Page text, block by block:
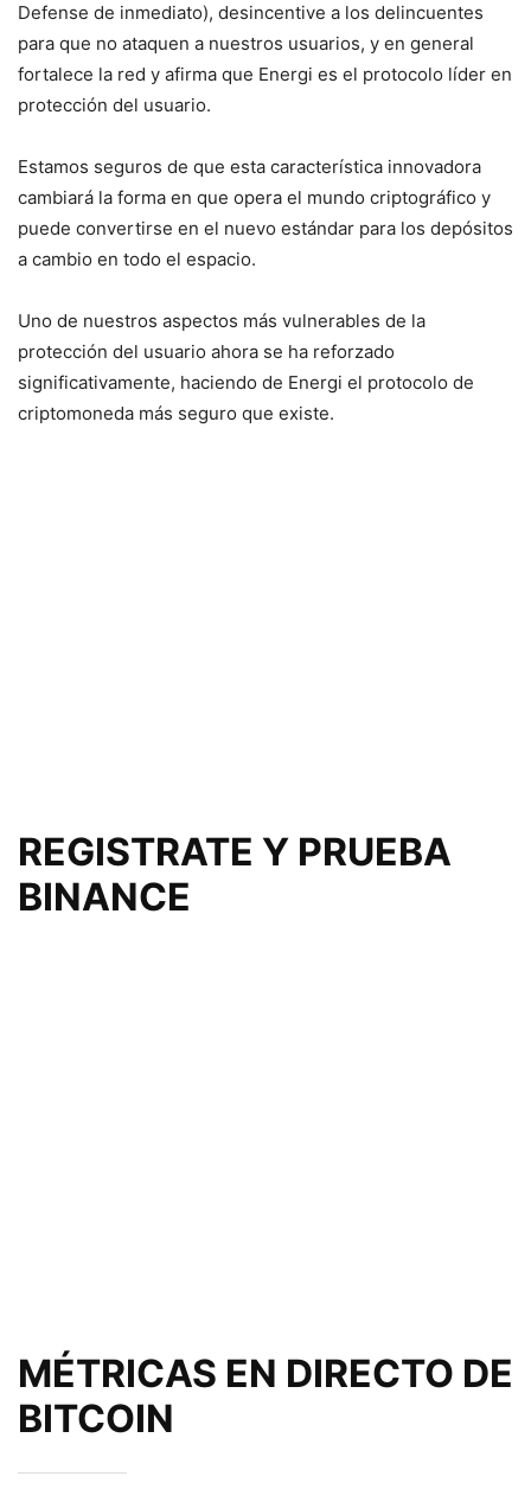
Defense de inmediato), desincentive a los delincuentes
para que no ataquen a nuestros usuarios, y en general
fortalece la red y afirma que Energi es el protocolo líder en
protección del usuario.
Estamos seguros de que esta característica innovadora
cambiará la forma en que opera el mundo criptográfico y
puede convertirse en el nuevo estándar para los depósitos
a cambio en todo el espacio.
Uno de nuestros aspectos más vulnerables de la
protección del usuario ahora se ha reforzado
significativamente, haciendo de Energi el protocolo de
criptomoneda más seguro que existe.
REGISTRATE Y PRUEBA
BINANCE
MÉTRICAS EN DIRECTO DE
BITCOIN